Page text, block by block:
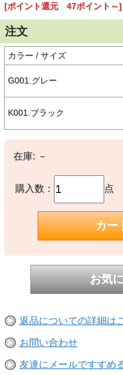
【商品説明】
宇宙服の説明図がモチーフの
コンセプトは「宇宙だって、
宇宙から着想を得た「SPACE
宇宙は究極のアウトドア。そ
そびゴコロのあるデザインに
存在感のあるバックプリント
したオーバーサイズシルエッ
「SPACE EXPLORATION
宇宙探検をしよう！）」を、
ープが描かれていたりと、面
〈素材特性〉
崩れしにくいしっかりとした
風合いが増し、長く着れる一着
生地の厚さ：中厚地
フィット感：普通
透け感：Whiteのみややあり
伸縮性：ややあり
【素材】
○本体：コットン100％
【備考】
※撮影時の環境やご使用のPC
多少異なる場合があります。
[ポイント還元 47ポイント～]
注文
カラー / サイズ
G001.グレー
K001.ブラック
在庫: －
購入数： 点
返品についての詳細は
お問い合わせ
友達にメールですすめ